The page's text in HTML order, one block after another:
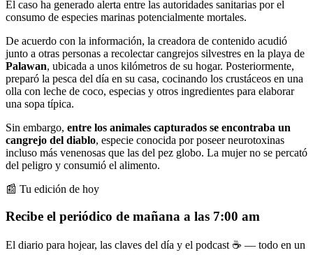
El caso ha generado alerta entre las autoridades sanitarias por el
consumo de especies marinas potencialmente mortales.
De acuerdo con la información, la creadora de contenido acudió
junto a otras personas a recolectar cangrejos silvestres en la playa de
Palawan, ubicada a unos kilómetros de su hogar. Posteriormente,
preparó la pesca del día en su casa, cocinando los crustáceos en una
olla con leche de coco, especias y otros ingredientes para elaborar
una sopa típica.
Sin embargo, entre los animales capturados se encontraba un
cangrejo del diablo, especie conocida por poseer neurotoxinas
incluso más venenosas que las del pez globo. La mujer no se percató
del peligro y consumió el alimento.
📰 Tu edición de hoy
Recibe el periódico de mañana a las 7:00 am
El diario para hojear, las claves del día y el podcast ☕ — todo en un